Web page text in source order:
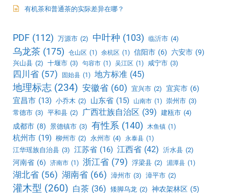
有机茶和普通茶的实际差异在哪？
PDF (112) 万源市 (2) 中叶种 (103) 临沂市 (4)
乌龙茶 (175) 仓山区 (1) 余杭区 (1) 信阳市 (6) 六安市 (9)
兴山县 (2) 十堰市 (3) 句容市 (1) 吴江区 (1) 咸宁市 (3)
四川省 (57) 固始县 (1) 地方标准 (45)
地理标志 (234) 安徽省 (60) 宜兴市 (2) 宜宾市 (6)
宜昌市 (13) 小乔木 (2) 山东省 (15) 山南市 (1) 崇州市 (3)
常德市 (3) 平和县 (2) 广西壮族自治区 (39) 建瓯市 (4)
成都市 (8) 景德镇市 (3) 有性系 (140) 木鱼镇 (1)
杭州市 (19) 柳州市 (2) 永州市 (4) 永泰县 (1)
江华瑶族自治县 (3) 江苏省 (16) 江西省 (42) 沂水县 (2)
河南省 (6) 济南市 (1) 浙江省 (79) 浮梁县 (2) 湄潭县 (1)
湖北省 (56) 湖南省 (66) 漳州市 (3) 漳平市 (2)
灌木型 (260) 白茶 (36) 矮脚乌龙 (2) 神农架林区 (5)